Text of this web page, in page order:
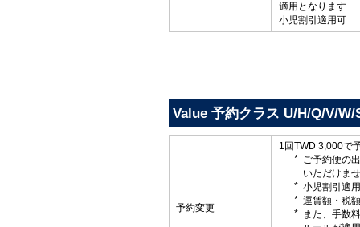
適用となります
小児割引適用可
Value 予約クラス U/H/Q/V/W/
予約変更
1回TWD 3,000で
ご予約便の
いただけま
小児割引適
運賃額・税
また、手数